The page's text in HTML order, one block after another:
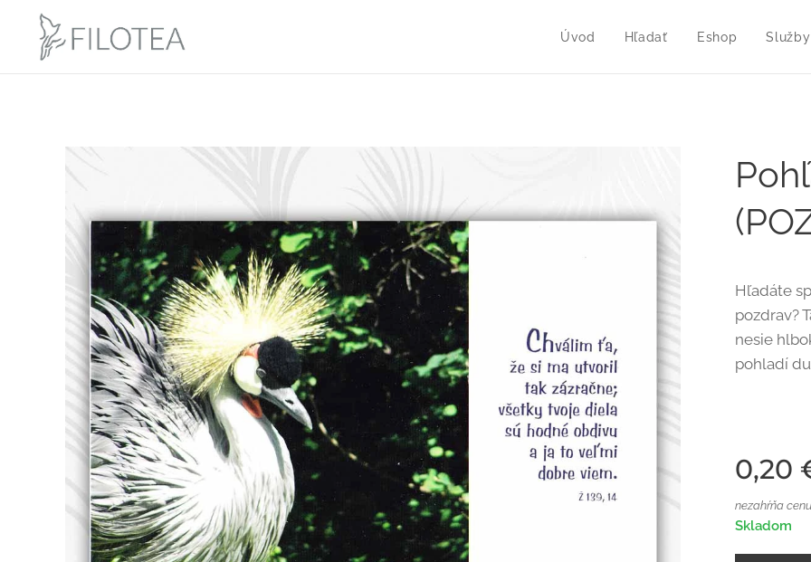
Úvod Hľadať Eshop Služby
Hľadáte
pozdrav?
nesie
pohladí
0,20
nezahŕňa
Skladom